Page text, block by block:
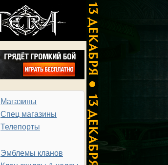
Магазины
Спец магазины
Телепорты
Эмблемы кланов